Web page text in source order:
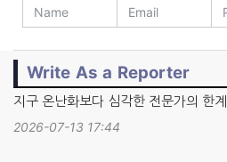
Write As a Reporter
지구 온난화보다 심각한 전문가의 한
2026-07-13 17:44